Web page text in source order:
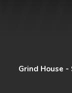
Grind House